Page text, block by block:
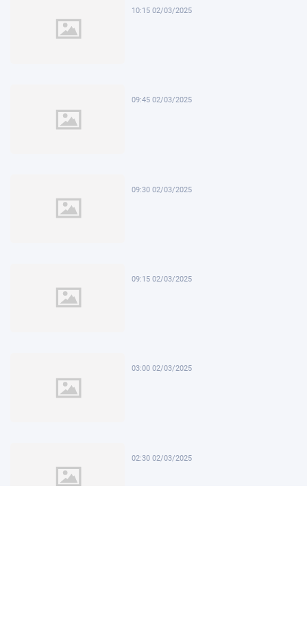
10:15 02/03/2025
09:45 02/03/2025
09:30 02/03/2025
09:15 02/03/2025
03:00 02/03/2025
02:30 02/03/2025